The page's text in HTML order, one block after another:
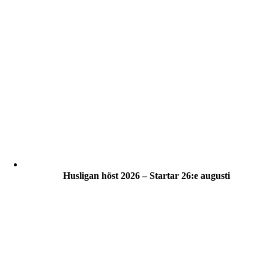
Husligan höst 2026 – Startar 26:e augusti